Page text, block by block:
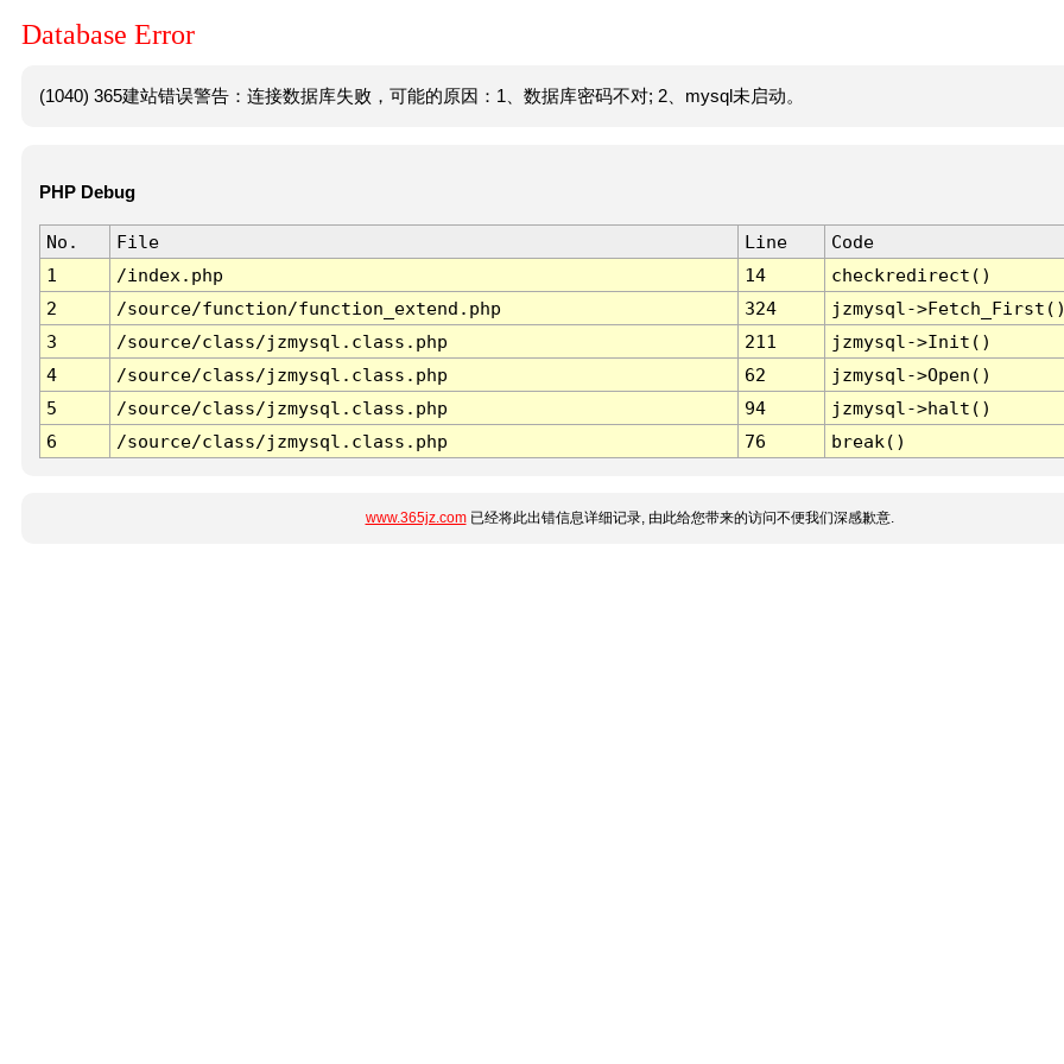
Database Error
(1040) 365建站错误警告：连接数据库失败，可能的原因：1、数据库密码不对; 2、mysql未启动。
PHP Debug
No. File Line
Code
1
/index.php 14
checkredirect()
2
/source/function/function_extend.php 324
jzmysql-
3
/source/class/jzmysql.class.php 211
jzmysql->Init()
4
/source/class/jzmysql.class.php 62
jzmysql->Open()
5
/source/class/jzmysql.class.php 94
jzmysql->halt()
6
/source/class/jzmysql.class.php 76 break()
www.365jz.com已经将此出错信息详细记录, 由此给您带来的访问不便我们深感歉意.